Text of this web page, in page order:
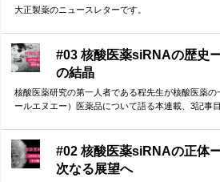
大正製薬のニュースレターです。
#03 核酸医薬siRNAの歴史
の結晶
核酸医薬研究の第一人者である程先生が核酸医薬
ールエヌエー）医薬品について語る本連載、3記事
#02 核酸医薬siRNAの正体
次なる展望へ